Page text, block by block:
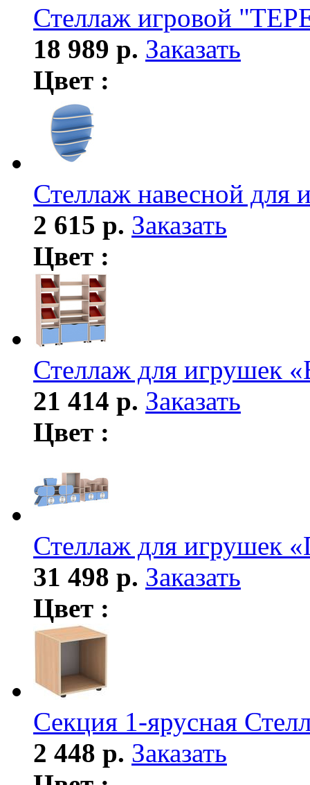
Стеллаж игровой
18 989 р. Заказать
Цвет :
Стеллаж навесной для
2 615 р. Заказать
Цвет :
Стеллаж для игрушек
21 414 р. Заказать
Цвет :
Стеллаж для
31 498 р. Заказать
Цвет :
Секция 1-ярусная
2 448 р. Заказать